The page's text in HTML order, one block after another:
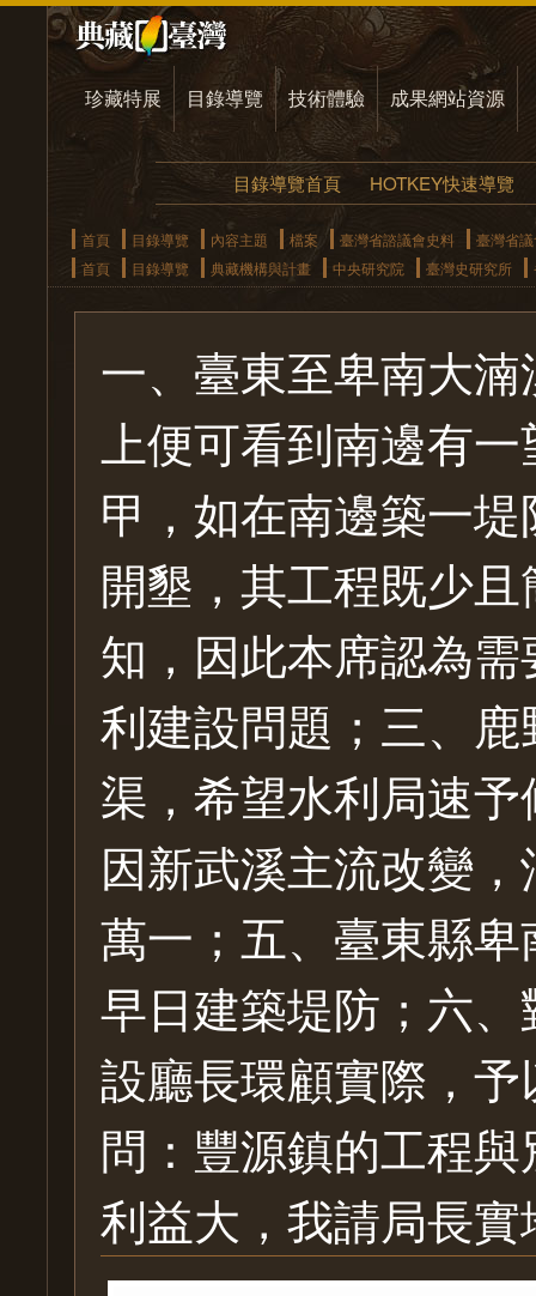
珍藏特展 目錄導覽 技術體驗 成果網站資源
目錄導覽首頁 HOTKEY快速導覽
首頁 目錄導覽 內容主題 檔案 臺灣省諮議會史料
臺灣省
首頁
目錄導覽 典藏機構與計畫 中央研究院 臺灣史研究所
一、臺東至卑南大
上便可看到南邊有
甲，如在南邊築一
開墾，其工程既少
知，因此本席認為
利建設問題；三、
渠，希望水利局速
因新武溪主流改變
萬一；五、臺東縣
早日建築堤防；六
設廳長環顧實際，
問：豐源鎮的工程
利益大，我請局長